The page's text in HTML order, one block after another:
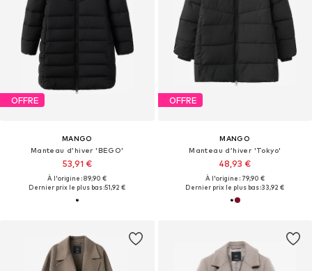
OFFRE
MANGO
Manteau d’hiver 'BEGO'
53,91 €
À l'origine : 89,90 €
Dernier prix le plus bas :51,92 €
OFFRE
MANGO
Manteau d’hiver 'Tokyo'
48,93 €
À l'origine : 79,90 €
Dernier prix le plus bas :33,92 €